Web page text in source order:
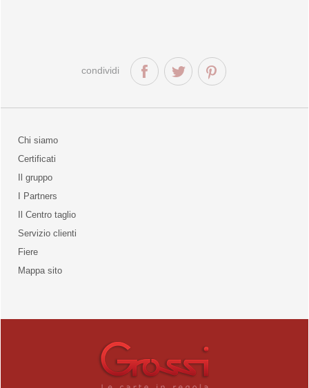
condividi
Chi siamo
qualità
Certificati
Il gruppo
I Partners
Il Centro taglio
Servizio clienti
Fiere
Mappa sito